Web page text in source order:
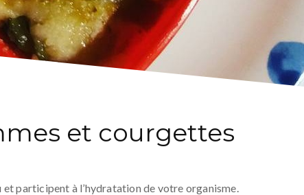
et courgettes
participent à l’hydratation de votre organisme.